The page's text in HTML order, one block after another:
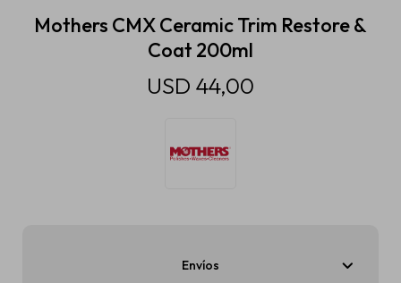
Mothers CMX Ceramic Trim Restore &
Coat 200ml
USD 44,00
Envíos
Accesorios